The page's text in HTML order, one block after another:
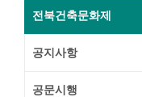
전북건축문화제
공지사항
공문시행